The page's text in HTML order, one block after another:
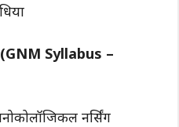
Syllabus –
नर्सिंग